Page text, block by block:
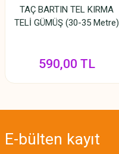
TAÇ BARTIN TEL KIRMA
TELİ GÜMÜŞ (30-35 Metre)
590,00 TL
E-bülten kayıt